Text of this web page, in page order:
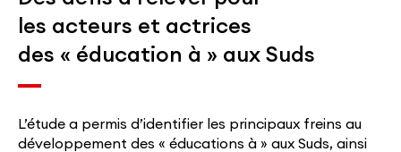
les acteurs et actrices
des « éducation à » aux Suds
L’étude a permis d’identifier les principaux freins au
développement des « éducations à » aux Suds, ainsi